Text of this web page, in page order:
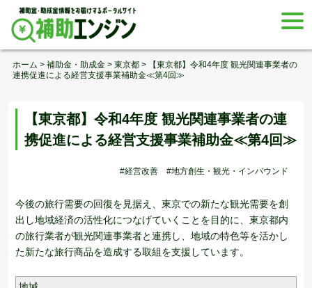
Skip
content
ホーム > 補助金・助成金 > 東京都 >
【東京都】令和4年度 観光関連事業者の
連携促進による経営支援事業補助金≪第4回≫
【東京都】令和4年度 観光関連事業者の連
携促進による経営支援事業補助金≪第4回≫
#経営改善 #地方創生・観光・インバウンド
今後の旅行需要の回復を見据え、東京での新たな観光需要を創
出し地域経済の活性化につなげていくことを目的に、東京都内
の旅行業者が観光関連事業者と連携し、地域の特色等を活かし
た新たな旅行商品を造成する取組を支援しています。